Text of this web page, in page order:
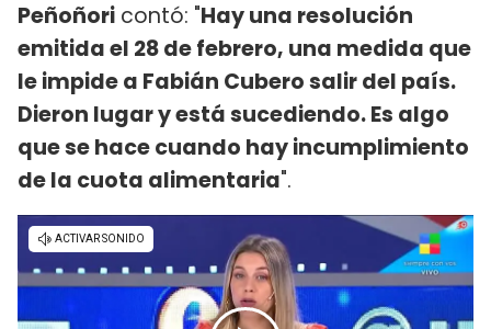
Peñoñori contó: "Hay una resolución
emitida el 28 de febrero, una medida que
le impide a Fabián Cubero salir del país.
Dieron lugar y está sucediendo. Es algo
que se hace cuando hay incumplimiento
de la cuota alimentaria".